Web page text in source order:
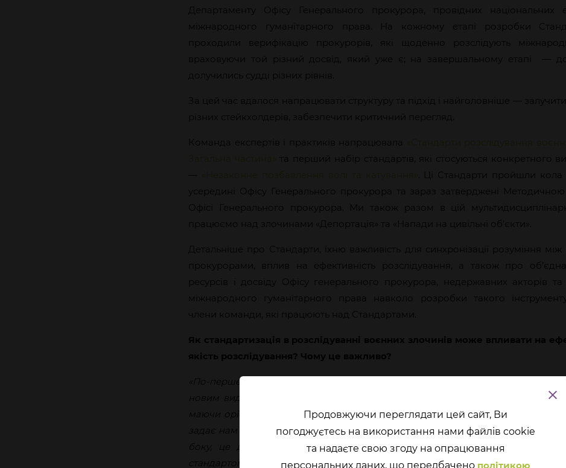
Департаменту Офісу Генерального прокурора, провідних національних
міжнародного гуманітарного права. На кожному етапі розробки
проходили верифікацію прокурорів, які щоденно розслідують
враховуючи той різний досвід, який уже є; на завершальному етапі — до
долучились судді різних рівнів.
За цей час вдалося напрацювати структуру та підхід і найголовніше —
різних стейкхолдерів, забезпечити критичний перегляд.
Команда експертів і практиків напрацювала
та перший набір стандартів, які стосуються конкретного
—
. Ці Стандарти пройшли кола
усередині Офісу Генерального прокурора та зараз затверджені
Офісі Генерального прокурора. Ми також разом в цій
працюємо над злочинами «Депортація» та «Напади на цивільні об’єкти».
Детальніше про Стандарти, їхню важливість для синхронізації розуміння між
прокурорами, вплив на ефективність розслідування, а також про
ресурсів і досвіду Офісу генерального прокурора, недержавних акторів та
міжнародного гуманітарного права навколо розробки такого
члени команди, які працюють над Стандартами.
Як стандартизація в розслідуванні воєнних злочинів може впливати на
якість розслідування? Чому це важливо?
«По-перше, стандартизація є критично важливою в умовах, коли система
новим видом злочинів, особливо з їх великою кількістю. Коли потрібно
маючи орієнтирів, як рухатися, то фактично витрачаємо час і робимо
задає нам горизонт роботи і допомагає виконувати наші завдання більш
боку, це дозволяє уніфікувати національну практику, коли всі
стандартом. У протилежному випадку кожен слідчий, кожен прокурор, які
Продовжуючи переглядати цей сайт, Ви
погоджуєтесь на використання нами файлів cookie
та надаєте свою згоду на опрацювання
перcональних даних, що передбачено політикою